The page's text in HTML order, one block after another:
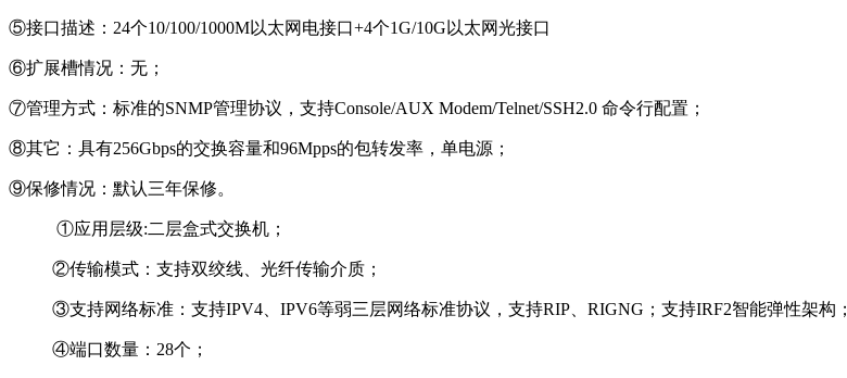
⑤接口描述：24个10/100/1000M以太网电接口+4个1G/10G以太网光接口
⑥扩展槽情况：无；
⑦管理方式：标准的SNMP管理协议，支持Console/AUX Modem/Telnet/SSH2.0 命令行配置；
⑧其它：具有256Gbps的交换容量和96Mpps的包转发率，单电源；
⑨保修情况：默认三年保修。
①应用层级:二层盒式交换机；
②传输模式：支持双绞线、光纤传输介质；
③支持网络标准：支持IPV4、IPV6等弱三层网络标准协议，支持RIP、RIGNG；支持IRF2智能弹性架构；
④端口数量：28个；